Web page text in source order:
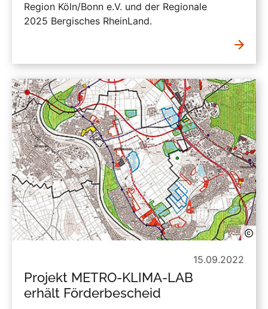
Region Köln/Bonn e.V. und der Regionale
2025 Bergisches RheinLand.
15.09.2022
Projekt METRO-KLIMA-LAB
erhält Förderbescheid